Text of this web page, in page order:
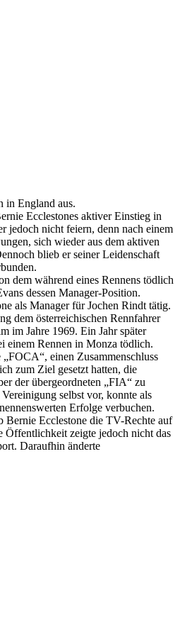
in England aus.
Ecclestones aktiver Einstieg in
jedoch nicht feiern, denn nach einem
sich wieder aus dem aktiven
blieb er seiner Leidenschaft
dem während eines Rennens tödlich
dessen Manager-Position.
als Manager für Jochen Rindt tätig.
dem österreichischen Rennfahrer
im Jahre 1969. Ein Jahr später
einem Rennen in Monza tödlich.
einen Zusammenschluss
zum Ziel gesetzt hatten, die
der übergeordneten „FIA“ zu
selbst vor, konnte als
Erfolge verbuchen.
Bernie Ecclestone die TV-Rechte auf
Öffentlichkeit zeigte jedoch nicht das
Daraufhin änderte